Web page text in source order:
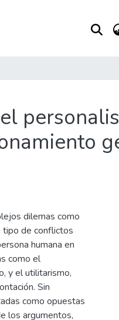
dilemas como
tipo de conflictos
humana en
como el
y el utilitarismo,
Sin
como opuestas
los argumentos,